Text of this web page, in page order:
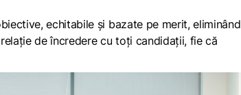
echitabile și bazate pe merit, eliminând
de încredere cu toți candidații, fie că